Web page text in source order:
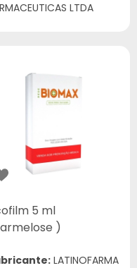
LTDA
5 ml
)
LATINOFARMA